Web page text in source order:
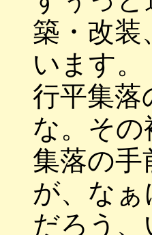
築・改装
います。
行平集落
な。そ
集落の手
が、な
だろう